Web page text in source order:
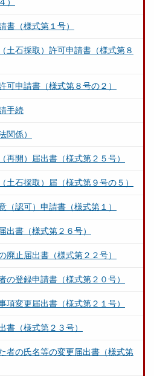
書（様式第１号）
土石採取）許可申請書（様式第８
可申請書（様式第８号の２）
手続
関係）
再開）届出書（様式第２５号）
土石採取）届（様式第９号の５）
（認可）申請書（様式第１）
出書（様式第２６号）
廃止届出書（様式第２２号）
の登録申請書（様式第２０号）
項変更届出書（様式第２１号）
書（様式第２３号）
者の氏名等の変更届出書（様式第